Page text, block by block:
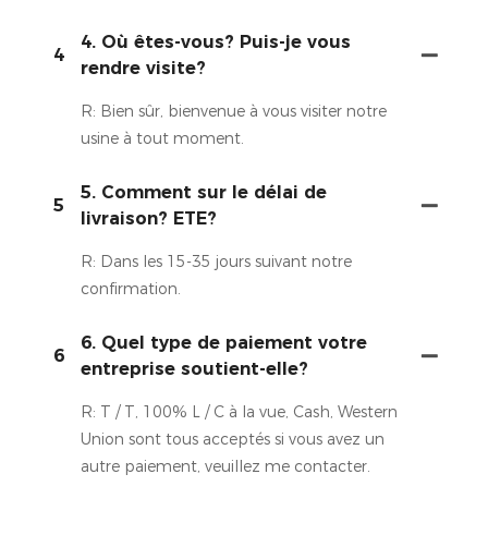
4
4. Où êtes-vous? Puis-je vous
rendre visite?
R: Bien sûr, bienvenue à vous visiter notre
usine à tout moment.
5
5. Comment sur le délai de
livraison? ETE?
R: Dans les 15-35 jours suivant notre
confirmation.
6
6. Quel type de paiement votre
entreprise soutient-elle?
R: T / T, 100% L / C à la vue, Cash, Western
Union sont tous acceptés si vous avez un
autre paiement, veuillez me contacter.